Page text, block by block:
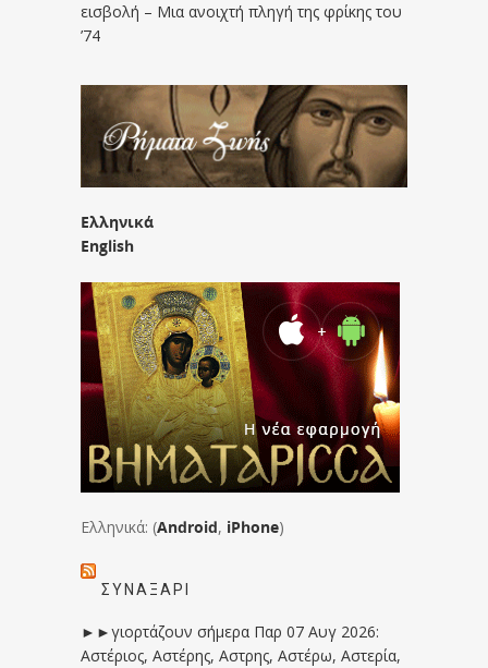
εισβολή – Μια ανοιχτή πληγή της φρίκης του
’74
Ελληνικά
English
Ελληνικά: (Android, iPhone)
ΣΥΝΑΞΆΡΙ
►►γιορτάζουν σήμερα Παρ 07 Αυγ 2026:
Αστέριος, Αστέρης, Αστρης, Αστέρω, Αστερία,